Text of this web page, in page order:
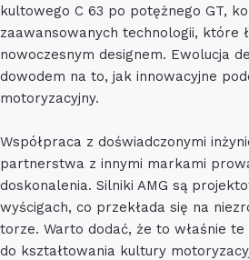
kultowego C 63 po potężnego GT,
zaawansowanych technologii, które
nowoczesnym designem. Ewolucja
dowodem na to, jak innowacyjne
motoryzacyjny.
Współpraca z doświadczonymi
partnerstwa z innymi markami
doskonalenia. Silniki AMG są
wyścigach, co przekłada się na
torze. Warto dodać, że to właśnie te
do kształtowania kultury